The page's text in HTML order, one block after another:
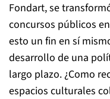
Fondart, se
concursos públicos
esto un fin en sí
desarrollo de una
largo plazo. ¿Como
espacios culturales